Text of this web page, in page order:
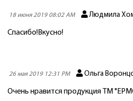
18 июня 2019 08:02 AM Людмила
Спасибо!Вкусно!
26 мая 2019 12:31 PM Ольга
Очень нравится продукция ТМ